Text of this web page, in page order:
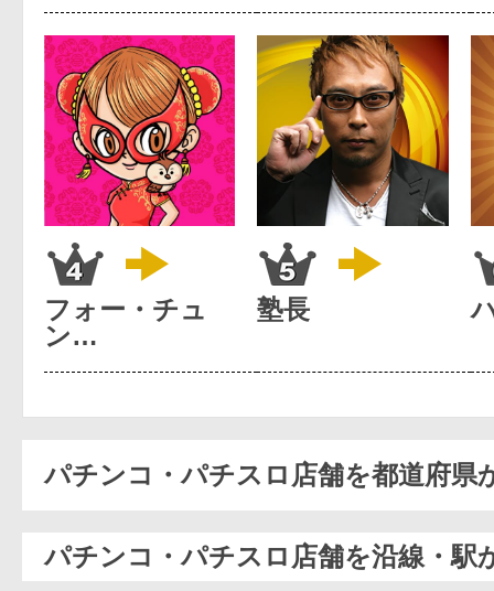
フォー・チュ
ン…
塾長
パチンコ・パチスロ店舗を都道府県
パチンコ・パチスロ店舗を沿線・駅